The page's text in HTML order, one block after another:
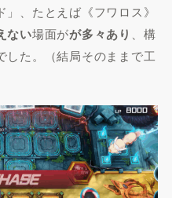
」、たとえば《フワロス》
ない場面がが多々あり 、構
した。（結局そのままで工